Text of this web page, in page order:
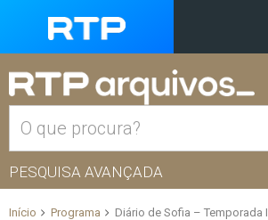
PESQUISA AVANÇADA
Início Programa Diário de Sofia – Temporada I